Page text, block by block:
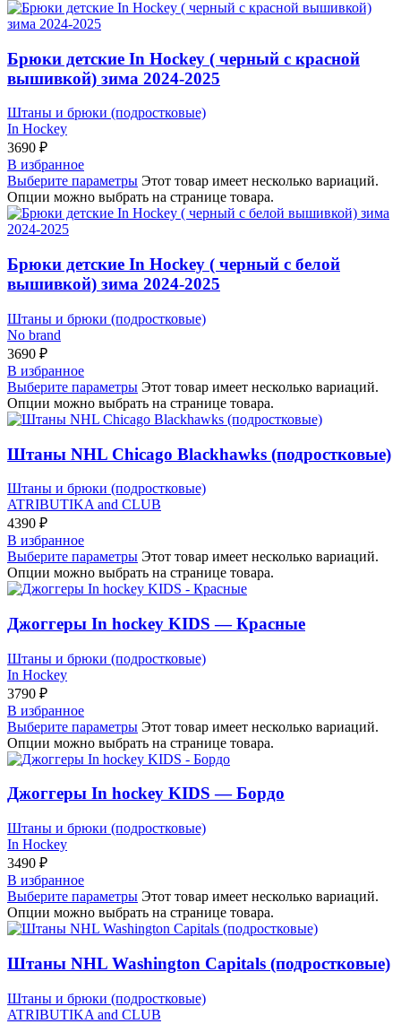
Брюки детские In Hockey ( черный с красной
вышивкой) зима 2024-2025
Штаны и брюки (подростковые)
In Hockey
3690 ₽
В избранное
Выберите параметры Этот товар имеет несколько вариаций.
Опции можно выбрать на странице товара.
Брюки детские In Hockey ( черный с белой
вышивкой) зима 2024-2025
Штаны и брюки (подростковые)
No brand
3690 ₽
В избранное
Выберите параметры Этот товар имеет несколько вариаций.
Опции можно выбрать на странице товара.
Штаны NHL Chicago Blackhawks (подростковые)
Штаны и брюки (подростковые)
ATRIBUTIKA and CLUB
4390 ₽
В избранное
Выберите параметры Этот товар имеет несколько вариаций.
Опции можно выбрать на странице товара.
Джоггеры In hockey KIDS — Красные
Штаны и брюки (подростковые)
In Hockey
3790 ₽
В избранное
Выберите параметры Этот товар имеет несколько вариаций.
Опции можно выбрать на странице товара.
Джоггеры In hockey KIDS — Бордо
Штаны и брюки (подростковые)
In Hockey
3490 ₽
В избранное
Выберите параметры Этот товар имеет несколько вариаций.
Опции можно выбрать на странице товара.
Штаны NHL Washington Capitals (подростковые)
Штаны и брюки (подростковые)
ATRIBUTIKA and CLUB